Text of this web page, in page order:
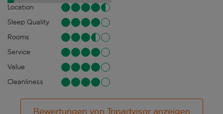
Location
Sleep Quality
Rooms
Service
Value
Cleanliness
Bewertungen von Tripadvisor anzeigen